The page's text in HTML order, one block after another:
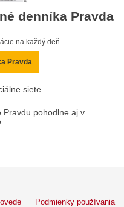
denníka Pravda
na každý deň
Pravda
siete
Pravdu pohodlne aj v
Podmienky používania